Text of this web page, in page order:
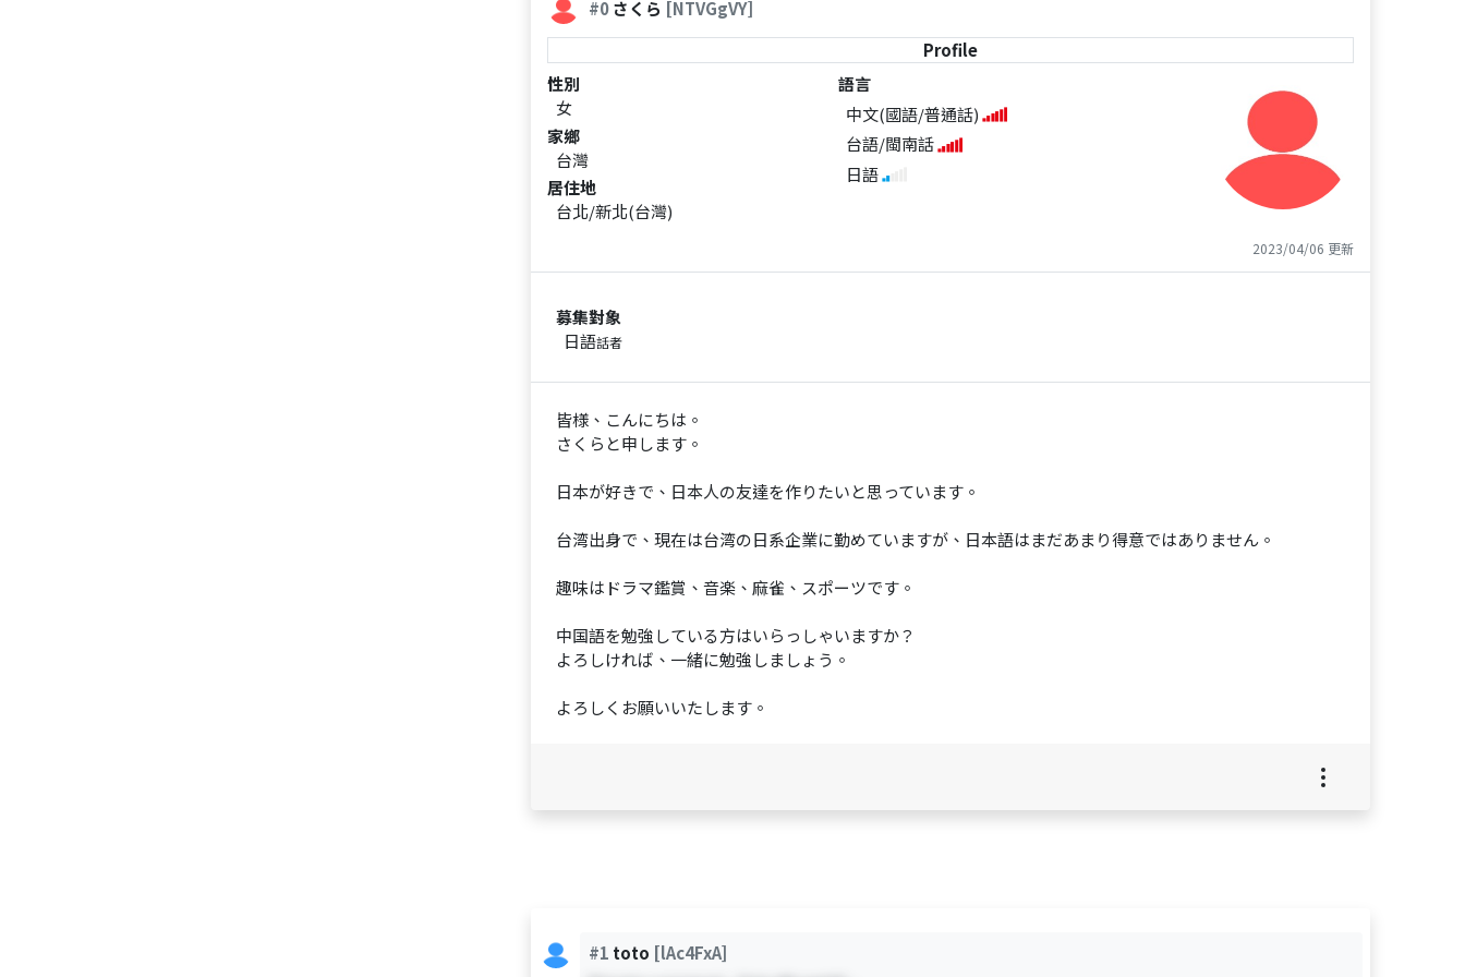
#0さくら [NTVGgVY]
Profile
性別
女
家鄉
台灣
居住地
台北/新北(台灣)
語言
中文(國語/普通話)
台語/閩南話
日語
2023/04/06 更新
募集對象
日語話者
皆様、こんにちは。
さくらと申します。
日本が好きで、日本人の友達を作りたいと思っています。
台湾出身で、現在は台湾の日系企業に勤めていますが、日本語はまだあまり得意ではありません。
趣味はドラマ鑑賞、音楽、麻雀、スポーツです。
中国語を勉強している方はいらっしゃいますか？
よろしければ、一緒に勉強しましょう。
よろしくお願いいたします。
#1 toto [lAc4FxA]